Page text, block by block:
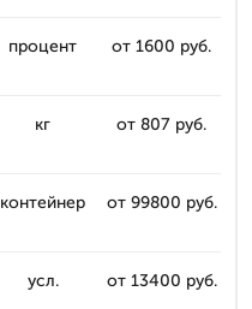
процент от 1600 руб.
кг от 807 руб.
контейнер от 99800 руб.
усл. от 13400 руб.